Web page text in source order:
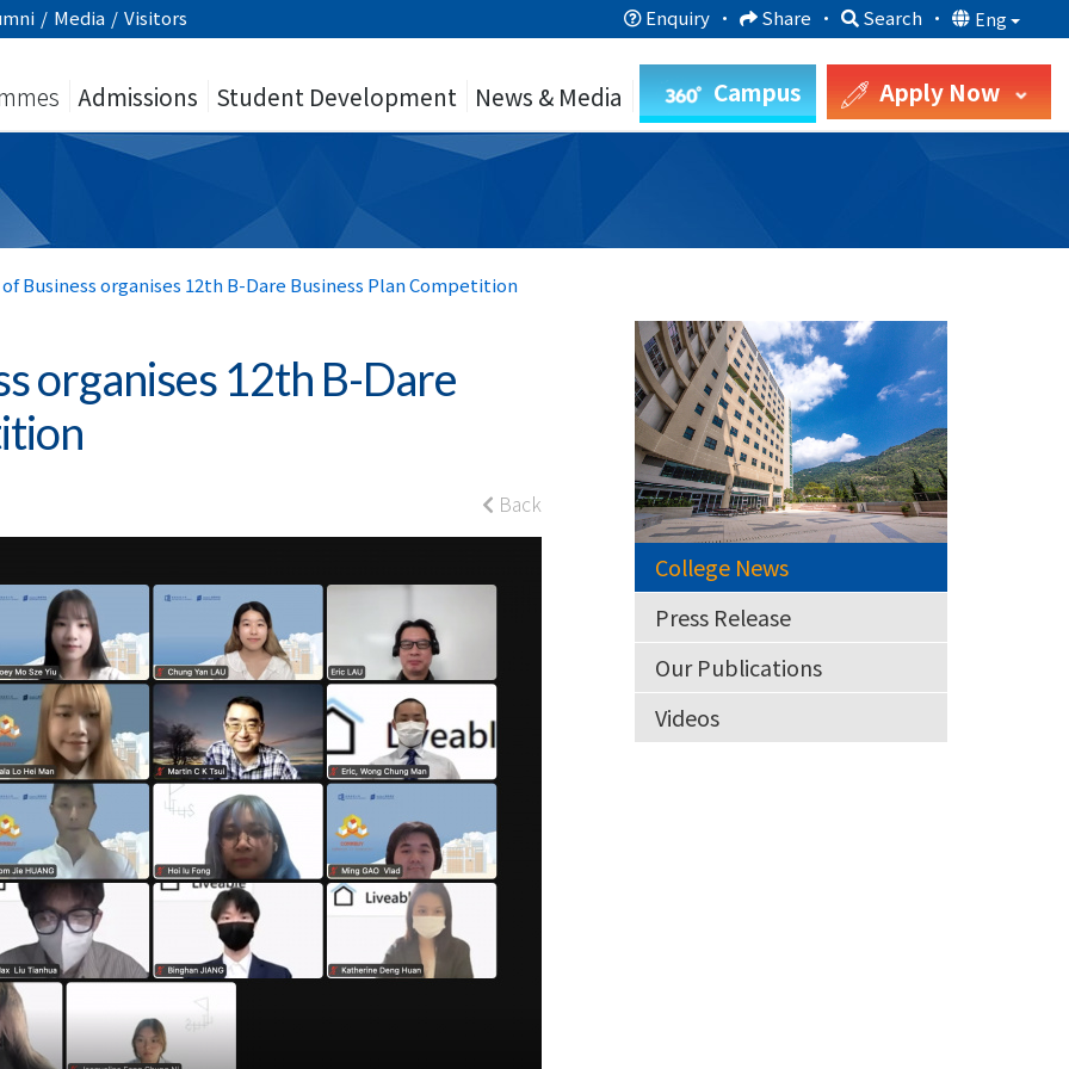
/ Media / Visitors Enquiry · Share · Search · Eng
Admissions Student Development News & Media Campus Apply Now
of Business organises 12th B-Dare Business Plan Competition
organises 12th B-Dare
Back
College News
Press Release
Our Publications
Videos